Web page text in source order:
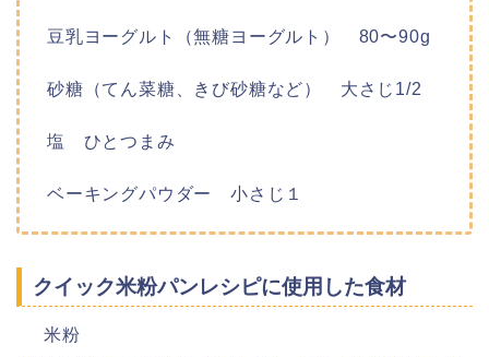
豆乳ヨーグルト（無糖ヨーグルト） 80〜90g
砂糖（てん菜糖、きび砂糖など） 大さじ1/2
塩 ひとつまみ
ベーキングパウダー 小さじ１
クイック米粉パンレシピに使用した食材
米粉